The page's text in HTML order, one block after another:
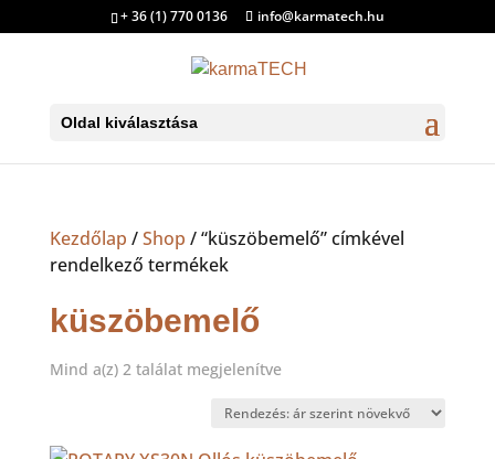
+ 36 (1) 770 0136 info@karmatech.hu
Oldal kiválasztása
Kezdőlap /Shop / “küszöbemelő” címkével
rendelkező termékek
küszöbemelő
Mind a(z) 2 találat megjelenítveSorted
price:
low